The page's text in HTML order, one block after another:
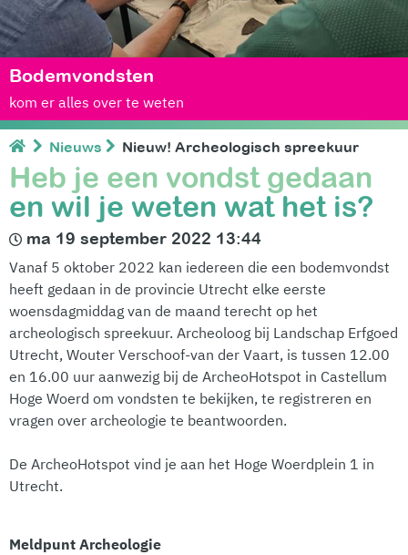
Bodemvondsten
kom er alles over te weten
Nieuws Nieuw! Archeologisch spreekuur
Heb je een vondst gedaan
en wil je weten wat het is?
ma 19 september 2022 13:44
Vanaf 5 oktober 2022 kan iedereen die een bodemvondst
heeft gedaan in de provincie Utrecht elke eerste
woensdagmiddag van de maand terecht op het
archeologisch spreekuur. Archeoloog bij Landschap Erfgoed
Utrecht, Wouter Verschoof-van der Vaart, is tussen 12.00
en 16.00 uur aanwezig bij de ArcheoHotspot in Castellum
Hoge Woerd om vondsten te bekijken, te registreren en
vragen over archeologie te beantwoorden.
De ArcheoHotspot vind je aan het Hoge Woerdplein 1 in
Utrecht.
Meldpunt Archeologie